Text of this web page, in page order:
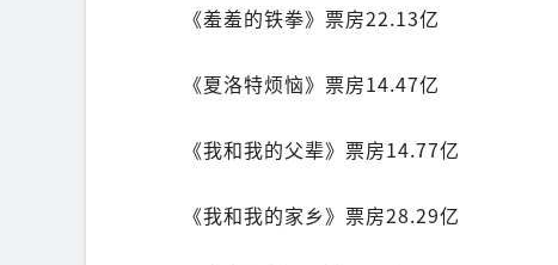
《羞羞的铁拳》票房22.13亿
《夏洛特烦恼》票房14.47亿
《我和我的父辈》票房14.77亿
《我和我的家乡》票房28.29亿